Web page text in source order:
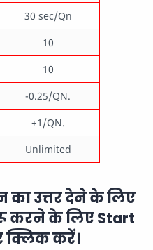
30 sec/Qn
10
10
-0.25/QN.
+1/QN.
Unlimited
का उत्तर देने के लिए
करने के लिए Start
क्लिक करें।